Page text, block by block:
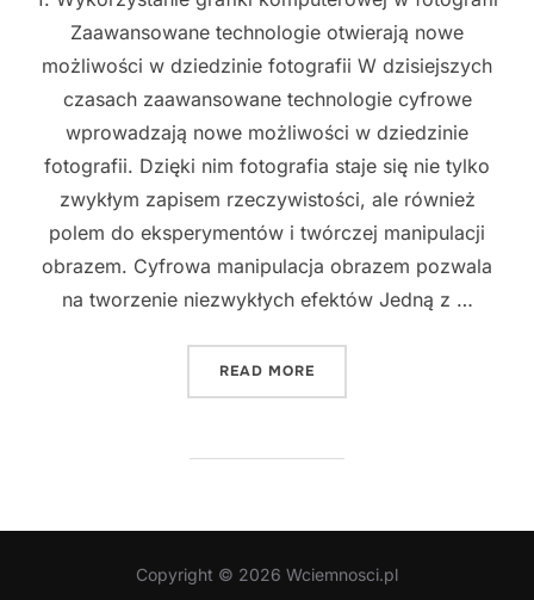
Zaawansowane technologie otwierają nowe
możliwości w dziedzinie fotografii W dzisiejszych
czasach zaawansowane technologie cyfrowe
wprowadzają nowe możliwości w dziedzinie
fotografii. Dzięki nim fotografia staje się nie tylko
zwykłym zapisem rzeczywistości, ale również
polem do eksperymentów i twórczej manipulacji
obrazem. Cyfrowa manipulacja obrazem pozwala
na tworzenie niezwykłych efektów Jedną z …
READ MORE
Copyright © 2026 Wciemnosci.pl